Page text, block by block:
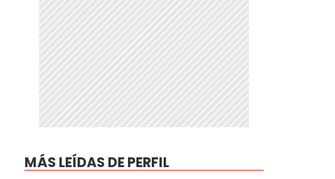
MÁS LEÍDAS DE PERFIL